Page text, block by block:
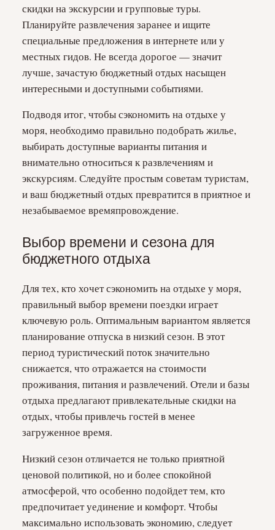
скидки на экскурсии и групповые туры.
Планируйте развлечения заранее и ищите
специальные предложения в интернете или у
местных гидов. Не всегда дорогое — значит
лучше, зачастую бюджетный отдых насыщен
интересными и доступными событиями.
Подводя итог, чтобы сэкономить на отдыхе у
моря, необходимо правильно подобрать жилье,
выбирать доступные варианты питания и
внимательно относиться к развлечениям и
экскурсиям. Следуйте простым советам туристам,
и ваш бюджетный отдых превратится в приятное и
незабываемое времяпровождение.
Выбор времени и сезона для
бюджетного отдыха
Для тех, кто хочет сэкономить на отдыхе у моря,
правильный выбор времени поездки играет
ключевую роль. Оптимальным вариантом является
планирование отпуска в низкий сезон. В этот
период туристический поток значительно
снижается, что отражается на стоимости
проживания, питания и развлечений. Отели и базы
отдыха предлагают привлекательные скидки на
отдых, чтобы привлечь гостей в менее
загруженное время.
Низкий сезон отличается не только приятной
ценовой политикой, но и более спокойной
атмосферой, что особенно подойдет тем, кто
предпочитает уединение и комфорт. Чтобы
максимально использовать экономию, следует